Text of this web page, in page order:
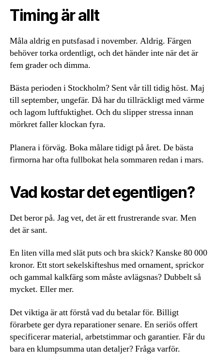
Timing är allt
Måla aldrig en putsfasad i november. Aldrig. Färgen
behöver torka ordentligt, och det händer inte när det är
fem grader och dimma.
Bästa perioden i Stockholm? Sent vår till tidig höst. Maj
till september, ungefär. Då har du tillräckligt med värme
och lagom luftfuktighet. Och du slipper stressa innan
mörkret faller klockan fyra.
Planera i förväg. Boka målare tidigt på året. De bästa
firmorna har ofta fullbokat hela sommaren redan i mars.
Vad kostar det egentligen?
Det beror på. Jag vet, det är ett frustrerande svar. Men
det är sant.
En liten villa med slät puts och bra skick? Kanske 80 000
kronor. Ett stort sekelskifteshus med ornament, sprickor
och gammal kalkfärg som måste avlägsnas? Dubbelt så
mycket. Eller mer.
Det viktiga är att förstå vad du betalar för. Billigt
förarbete ger dyra reparationer senare. En seriös offert
specificerar material, arbetstimmar och garantier. Får du
bara en klumpsumma utan detaljer? Fråga varför.